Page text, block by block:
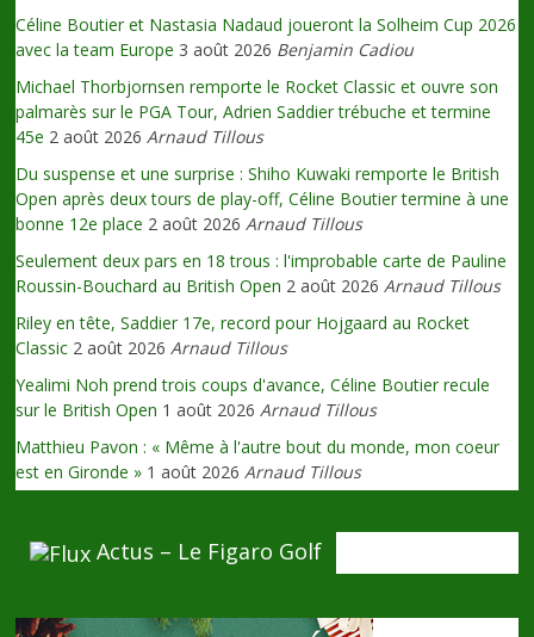
Céline Boutier et Nastasia Nadaud joueront la Solheim Cup 2026
avec la team Europe 3 août 2026 Benjamin Cadiou
Michael Thorbjornsen remporte le Rocket Classic et ouvre son
palmarès sur le PGA Tour, Adrien Saddier trébuche et termine
45e 2 août 2026 Arnaud Tillous
Du suspense et une surprise : Shiho Kuwaki remporte le British
Open après deux tours de play-off, Céline Boutier termine à une
bonne 12e place 2 août 2026 Arnaud Tillous
Seulement deux pars en 18 trous : l'improbable carte de Pauline
Roussin-Bouchard au British Open 2 août 2026 Arnaud Tillous
Riley en tête, Saddier 17e, record pour Hojgaard au Rocket
Classic 2 août 2026 Arnaud Tillous
Yealimi Noh prend trois coups d'avance, Céline Boutier recule
sur le British Open 1 août 2026 Arnaud Tillous
Matthieu Pavon : « Même à l'autre bout du monde, mon coeur
est en Gironde » 1 août 2026 Arnaud Tillous
Actus – Le Figaro Golf